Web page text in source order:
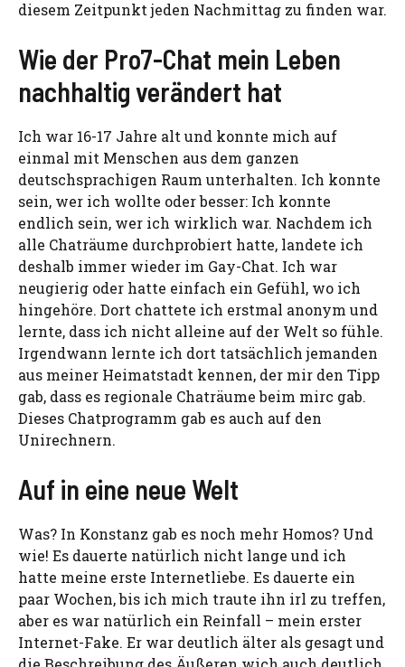
diesem Zeitpunkt jeden Nachmittag zu finden war.
Wie der Pro7-Chat mein Leben
nachhaltig verändert hat
Ich war 16-17 Jahre alt und konnte mich auf
einmal mit Menschen aus dem ganzen
deutschsprachigen Raum unterhalten. Ich konnte
sein, wer ich wollte oder besser: Ich konnte
endlich sein, wer ich wirklich war. Nachdem ich
alle Chaträume durchprobiert hatte, landete ich
deshalb immer wieder im Gay-Chat. Ich war
neugierig oder hatte einfach ein Gefühl, wo ich
hingehöre. Dort chattete ich erstmal anonym und
lernte, dass ich nicht alleine auf der Welt so fühle.
Irgendwann lernte ich dort tatsächlich jemanden
aus meiner Heimatstadt kennen, der mir den Tipp
gab, dass es regionale Chaträume beim mirc gab.
Dieses Chatprogramm gab es auch auf den
Unirechnern.
Auf in eine neue Welt
Was? In Konstanz gab es noch mehr Homos? Und
wie! Es dauerte natürlich nicht lange und ich
hatte meine erste Internetliebe. Es dauerte ein
paar Wochen, bis ich mich traute ihn irl zu treffen,
aber es war natürlich ein Reinfall – mein erster
Internet-Fake. Er war deutlich älter als gesagt und